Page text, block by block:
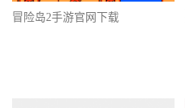
冒险岛2手游官网下载